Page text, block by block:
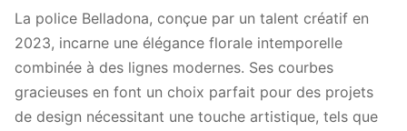
La police Belladona, conçue par un talent créatif en
2023, incarne une élégance florale intemporelle
combinée à des lignes modernes. Ses courbes
gracieuses en font un choix parfait pour des projets
de design nécessitant une touche artistique, tels que